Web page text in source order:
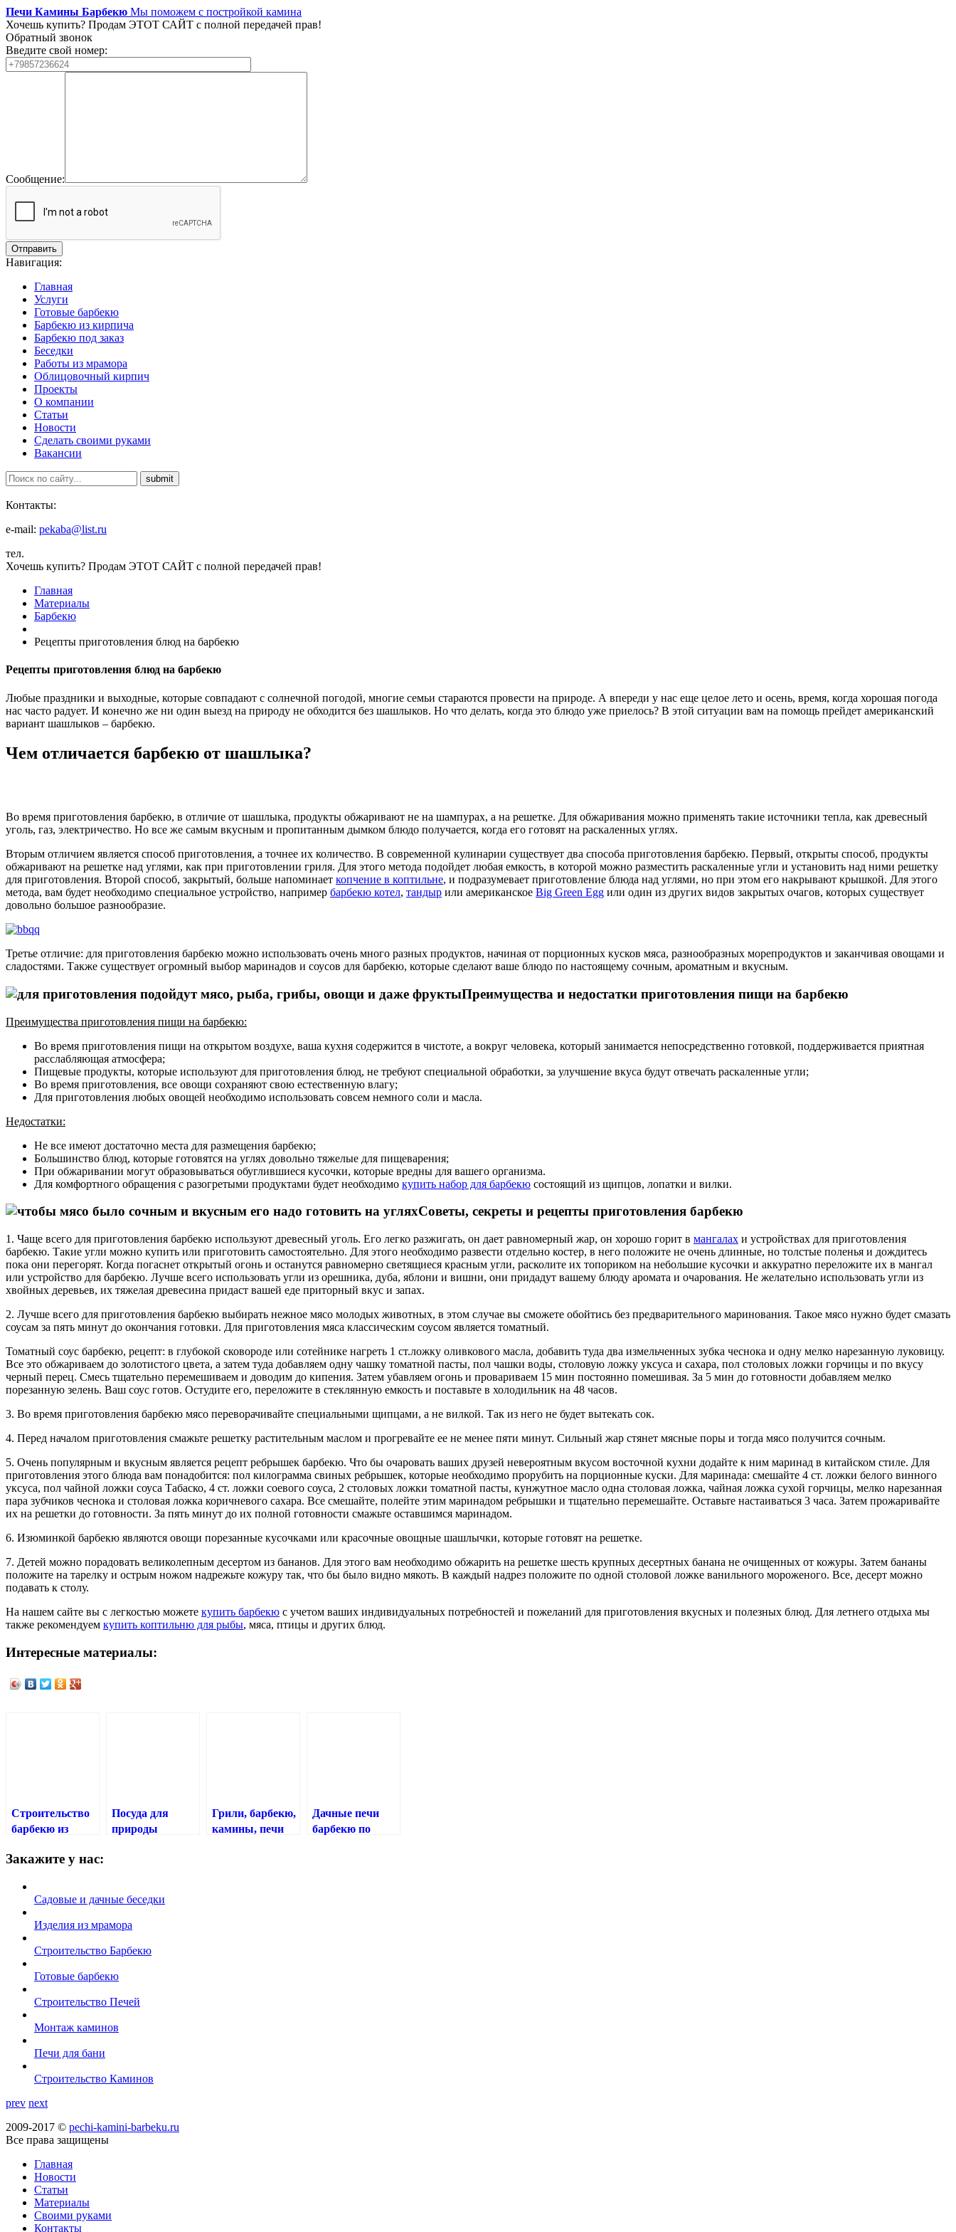
Печи Камины Барбекю Мы поможем с постройкой камина
Хочешь купить? Продам ЭТОТ САЙТ с полной передачей прав!
Обратный звонок
Введите свой номер:
Сообщение:
Навигация:
Главная
Услуги
Готовые барбекю
Барбекю из кирпича
Барбекю под заказ
Беседки
Работы из мрамора
Облицовочный кирпич
Проекты
О компании
Статьи
Новости
Сделать своими руками
Вакансии
Контакты:
e-mail: pekaba@list.ru
тел.
Хочешь купить? Продам ЭТОТ САЙТ с полной передачей прав!
Главная
Материалы
Барбекю
Рецепты приготовления блюд на барбекю
Рецепты приготовления блюд на барбекю
Любые праздники и выходные, которые совпадают с солнечной погодой, многие семьи стараются провести на природе. А впереди у нас еще целое лето и осень, время, когда хорошая погода
нас часто радует. И конечно же ни один выезд на природу не обходится без шашлыков. Но что делать, когда это блюдо уже приелось? В этой ситуации вам на помощь прейдет американский
вариант шашлыков – барбекю.
Чем отличается барбекю от шашлыка?
Во время приготовления барбекю, в отличие от шашлыка, продукты обжаривают не на шампурах, а на решетке. Для обжаривания можно применять такие источники тепла, как древесный
уголь, газ, электричество. Но все же самым вкусным и пропитанным дымком блюдо получается, когда его готовят на раскаленных углях.
Вторым отличием является способ приготовления, а точнее их количество. В современной кулинарии существует два способа приготовления барбекю. Первый, открыты способ, продукты
обжаривают на решетке над углями, как при приготовлении гриля. Для этого метода подойдет любая емкость, в которой можно разместить раскаленные угли и установить над ними решетку
для приготовления. Второй способ, закрытый, больше напоминает копчение в коптильне, и подразумевает приготовление блюда над углями, но при этом его накрывают крышкой. Для этого
метода, вам будет необходимо специальное устройство, например барбекю котел, тандыр или американское Big Green Egg или один из других видов закрытых очагов, которых существует
довольно большое разнообразие.
Третье отличие: для приготовления барбекю можно использовать очень много разных продуктов, начиная от порционных кусков мяса, разнообразных морепродуктов и заканчивая овощами и
сладостями. Также существует огромный выбор маринадов и соусов для барбекю, которые сделают ваше блюдо по настоящему сочным, ароматным и вкусным.
Преимущества и недостатки приготовления пищи на барбекю
Преимущества приготовления пищи на барбекю:
Во время приготовления пищи на открытом воздухе, ваша кухня содержится в чистоте, а вокруг человека, который занимается непосредственно готовкой, поддерживается приятная
расслабляющая атмосфера;
Пищевые продукты, которые используют для приготовления блюд, не требуют специальной обработки, за улучшение вкуса будут отвечать раскаленные угли;
Во время приготовления, все овощи сохраняют свою естественную влагу;
Для приготовления любых овощей необходимо использовать совсем немного соли и масла.
Недостатки:
Не все имеют достаточно места для размещения барбекю;
Большинство блюд, которые готовятся на углях довольно тяжелые для пищеварения;
При обжаривании могут образовываться обуглившиеся кусочки, которые вредны для вашего организма.
Для комфортного обращения с разогретыми продуктами будет необходимо купить набор для барбекю состоящий из щипцов, лопатки и вилки.
Советы, секреты и рецепты приготовления барбекю
1. Чаще всего для приготовления барбекю используют древесный уголь. Его легко разжигать, он дает равномерный жар, он хорошо горит в мангалах и устройствах для приготовления
барбекю. Такие угли можно купить или приготовить самостоятельно. Для этого необходимо развести отдельно костер, в него положите не очень длинные, но толстые поленья и дождитесь
пока они перегорят. Когда погаснет открытый огонь и останутся равномерно светящиеся красным угли, расколите их топориком на небольшие кусочки и аккуратно переложите их в мангал
или устройство для барбекю. Лучше всего использовать угли из орешника, дуба, яблони и вишни, они придадут вашему блюду аромата и очарования. Не желательно использовать угли из
хвойных деревьев, их тяжелая древесина придаст вашей еде приторный вкус и запах.
2. Лучше всего для приготовления барбекю выбирать нежное мясо молодых животных, в этом случае вы сможете обойтись без предварительного маринования. Такое мясо нужно будет смазать
соусам за пять минут до окончания готовки. Для приготовления мяса классическим соусом является томатный.
Томатный соус барбекю, рецепт: в глубокой сковороде или сотейнике нагреть 1 ст.ложку оливкового масла, добавить туда два измельченных зубка чеснока и одну мелко нарезанную луковицу.
Все это обжариваем до золотистого цвета, а затем туда добавляем одну чашку томатной пасты, пол чашки воды, столовую ложку уксуса и сахара, пол столовых ложки горчицы и по вкусу
черный перец. Смесь тщательно перемешиваем и доводим до кипения. Затем убавляем огонь и провариваем 15 мин постоянно помешивая. За 5 мин до готовности добавляем мелко
порезанную зелень. Ваш соус готов. Остудите его, переложите в стеклянную емкость и поставьте в холодильник на 48 часов.
3. Во время приготовления барбекю мясо переворачивайте специальными щипцами, а не вилкой. Так из него не будет вытекать сок.
4. Перед началом приготовления смажьте решетку растительным маслом и прогревайте ее не менее пяти минут. Сильный жар стянет мясные поры и тогда мясо получится сочным.
5. Очень популярным и вкусным является рецепт ребрышек барбекю. Что бы очаровать ваших друзей невероятным вкусом восточной кухни додайте к ним маринад в китайском стиле. Для
приготовления этого блюда вам понадобится: пол килограмма свиных ребрышек, которые необходимо прорубить на порционные куски. Для маринада: смешайте 4 ст. ложки белого винного
уксуса, пол чайной ложки соуса Табаско, 4 ст. ложки соевого соуса, 2 столовых ложки томатной пасты, кунжутное масло одна столовая ложка, чайная ложка сухой горчицы, мелко нарезанная
пара зубчиков чеснока и столовая ложка коричневого сахара. Все смешайте, полейте этим маринадом ребрышки и тщательно перемешайте. Оставьте настаиваться 3 часа. Затем прожаривайте
их на решетки до готовности. За пять минут до их полной готовности смажьте оставшимся маринадом.
6. Изюминкой барбекю являются овощи порезанные кусочками или красочные овощные шашлычки, которые готовят на решетке.
7. Детей можно порадовать великолепным десертом из бананов. Для этого вам необходимо обжарить на решетке шесть крупных десертных банана не очищенных от кожуры. Затем бананы
положите на тарелку и острым ножом надрежьте кожуру так, что бы было видно мякоть. В каждый надрез положите по одной столовой ложке ванильного мороженого. Все, десерт можно
подавать к столу.
На нашем сайте вы с легкостью можете купить барбекю с учетом ваших индивидуальных потребностей и пожеланий для приготовления вкусных и полезных блюд. Для летнего отдыха мы
также рекомендуем купить коптильню для рыбы, мяса, птицы и других блюд.
Интересные материалы:
Строительство
барбекю из
профессиональными
Посуда для
природы
Грили, барбекю,
камины, печи
Дачные печи
барбекю по
Закажите у нас:
Садовые и дачные беседки
Изделия из мрамора
Строительство Барбекю
Готовые барбекю
Строительство Печей
Монтаж каминов
Печи для бани
Строительство Каминов
prev next
2009-2017 © pechi-kamini-barbeku.ru
Все права защищены
Главная
Новости
Статьи
Материалы
Своими руками
Контакты